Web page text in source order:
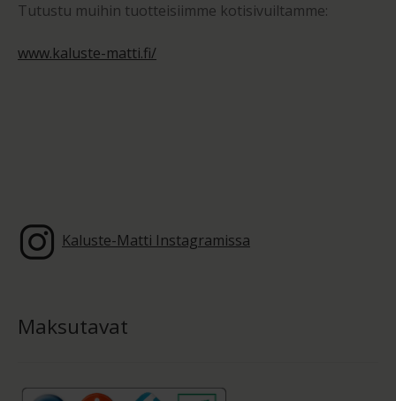
Tutustu muihin tuotteisiimme kotisivuiltamme:
www.kaluste-matti.fi/
Kaluste-Matti Instagramissa
Maksutavat